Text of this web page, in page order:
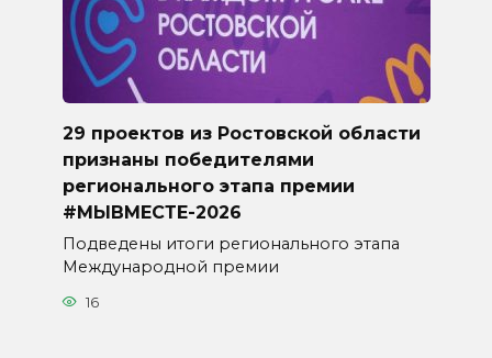
29 проектов из Ростовской области
признаны победителями
регионального этапа премии
#МЫВМЕСТЕ-2026
Подведены итоги регионального этапа
Международной премии
16